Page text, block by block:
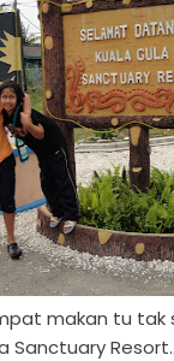
makan tu tak
Sanctuary